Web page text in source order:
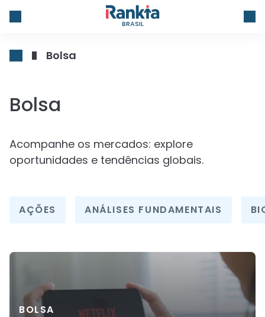
BRASIL
Bolsa
Bolsa
Acompanhe os mercados: explore
oportunidades e tendências globais.
AÇÕES ANÁLISES FUNDAMENTAIS
BOLSA